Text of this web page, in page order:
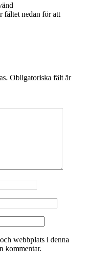
fältet nedan för att
Obligatoriska fält är
webbplats i denna
kommentar.